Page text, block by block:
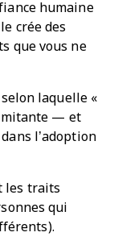
humaine
crée des
que vous ne
laquelle «
— et
l’adoption
les traits
qui